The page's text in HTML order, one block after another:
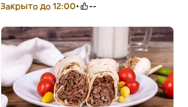
Закрыто до 12:00 --